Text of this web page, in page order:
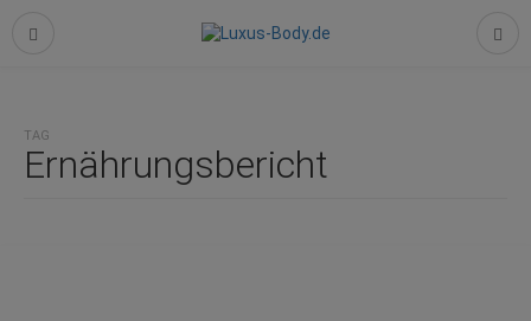
TAG
Ernährungsbericht